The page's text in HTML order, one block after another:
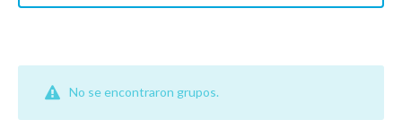
No se encontraron grupos.